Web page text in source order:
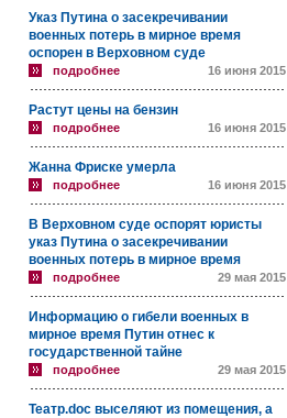
Указ Путина о засекречивании
военных потерь в мирное время
оспорен в Верховном суде
подробнее 16 июня 2015
Растут цены на бензин
подробнее 16 июня 2015
Жанна Фриске умерла
подробнее 16 июня 2015
В Верховном суде оспорят юристы
указ Путина о засекречивании
военных потерь в мирное время
подробнее 29 мая 2015
Информацию о гибели военных в
мирное время Путин отнес к
государственной тайне
подробнее 29 мая 2015
Театр.doc выселяют из помещения, а